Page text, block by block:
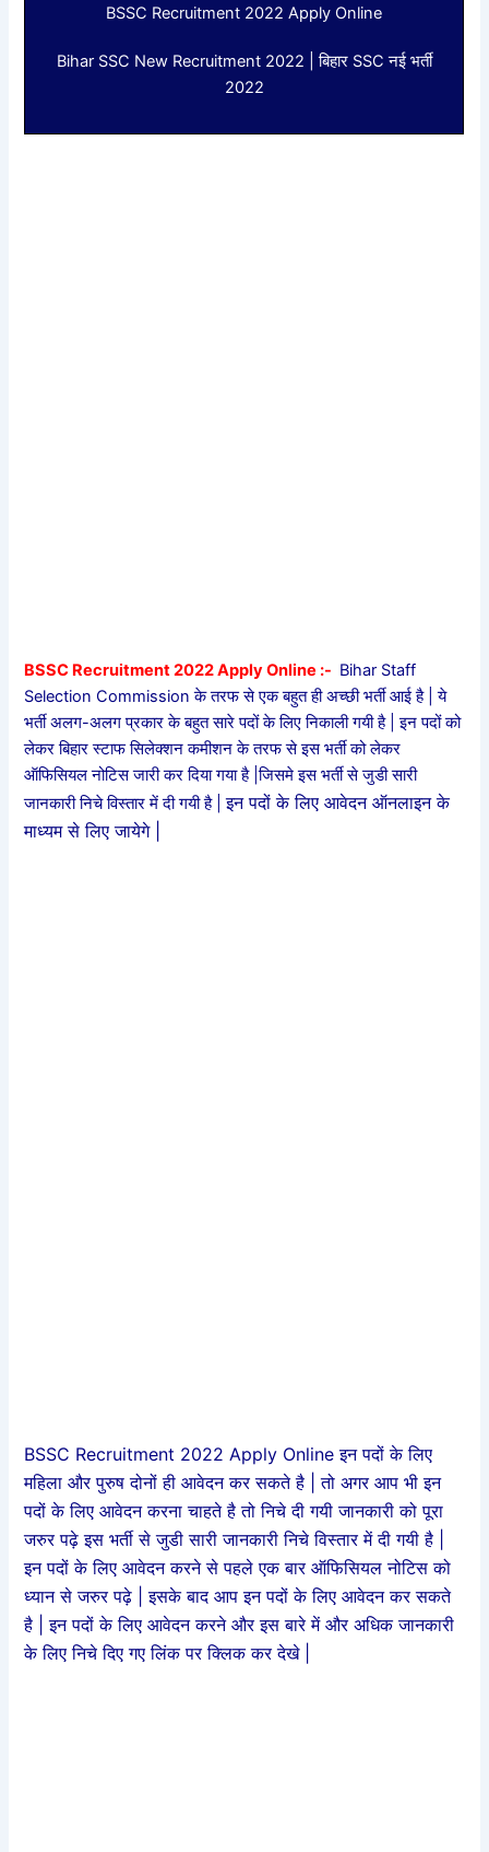
BSSC Recruitment 2022 Apply Online
Bihar SSC New Recruitment 2022 | बिहार SSC नई भर्ती
2022
BSSC Recruitment 2022 Apply Online :- Bihar Staff
Selection Commission के तरफ से एक बहुत ही अच्छी भर्ती आई है | ये
भर्ती अलग-अलग प्रकार के बहुत सारे पदों के लिए निकाली गयी है | इन पदों को
लेकर बिहार स्टाफ सिलेक्शन कमीशन के तरफ से इस भर्ती को लेकर
ऑफिसियल नोटिस जारी कर दिया गया है |जिसमे इस भर्ती से जुडी सारी
जानकारी निचे विस्तार में दी गयी है |इन पदों के लिए आवेदन ऑनलाइन के
माध्यम से लिए जायेगे |
BSSC Recruitment 2022 Apply Online इन पदों के लिए
महिला और पुरुष दोनों ही आवेदन कर सकते है | तो अगर आप भी इन
पदों के लिए आवेदन करना चाहते है तो निचे दी गयी जानकारी को पूरा
जरुर पढ़े इस भर्ती से जुडी सारी जानकारी निचे विस्तार में दी गयी है |
इन पदों के लिए आवेदन करने से पहले एक बार ऑफिसियल नोटिस को
ध्यान से जरुर पढ़े | इसके बाद आप इन पदों के लिए आवेदन कर सकते
है | इन पदों के लिए आवेदन करने और इस बारे में और अधिक जानकारी
के लिए निचे दिए गए लिंक पर क्लिक कर देखे |